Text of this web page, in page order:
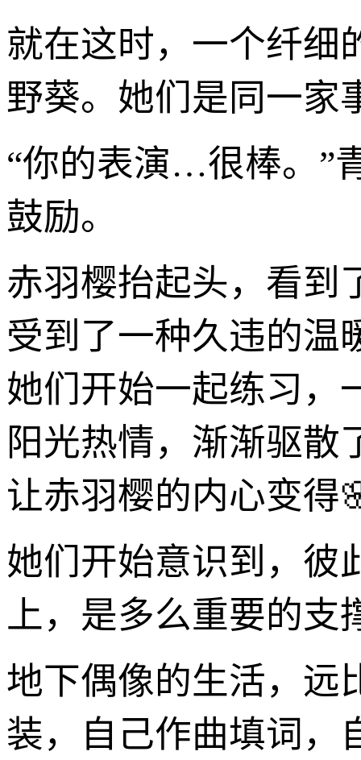
就在这时，一个纤细
野葵。她们是同一家
“你的表演…很棒。”
鼓励。
赤羽樱抬起头，看到
受到了一种久违的温
她们开始一起练习，
阳光热情，渐渐驱散
让赤羽樱的内心变得
她们开始意识到，彼
上，是多么重要的支
地下偶像的生活，远
装，自己作曲填词，